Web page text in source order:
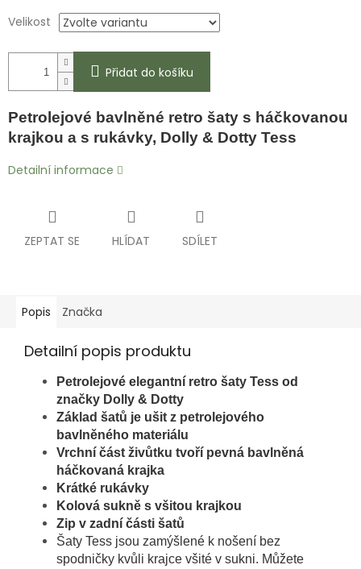
Velikost
Přidat do košíku
Petrolejové bavlněné retro šaty s háčkovanou
krajkou a s rukávky, Dolly & Dotty Tess
Detailní informace
ZEPTAT SE HLÍDAT SDÍLET
Popis Značka
Detailní popis produktu
Petrolejové elegantní retro šaty Tess od
značky Dolly & Dotty
Základ šatů je ušit z petrolejového
bavlněného materiálu
Vrchní část živůtku tvoří pevná bavlněná
háčkovaná krajka
Krátké rukávky
Kolová sukně s všitou krajkou
Zip v zadní části šatů
Šaty Tess jsou zamýšlené k nošení bez
spodničky kvůli krajce všité v sukni. Můžete